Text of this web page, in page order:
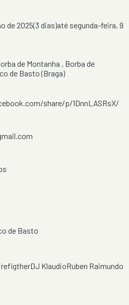
de 2025(3 dias)até segunda-feira, 9
de Montanha , Borba de
de Basto(Braga)
share/p/1DnnLASRsX/
de Basto
DJ KlaudioRuben Raimundo